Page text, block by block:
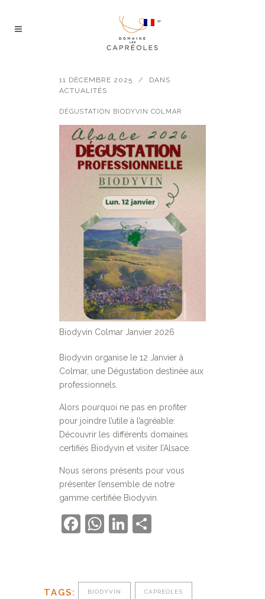
11 DÉCEMBRE 2025
DANS
ACTUALITÉS
DÉGUSTATION BIODYVIN COLMAR
Biodyvin Colmar Janvier 2026
Biodyvin organise le 12 Janvier à
Colmar, une Dégustation destinée aux
professionnels.
Alors pourquoi ne pas en profiter
pour joindre l’utile à l’agréable:
Découvrir les différents domaines
certifiés Biodyvin et visiter l’Alsace.
Nous serons présents pour vous
présenter l’ensemble de notre
gamme certifiée Biodyvin.
Facebook
WhatsApp
LinkedIn
TAGS: BIODYVIN CAPREOLES